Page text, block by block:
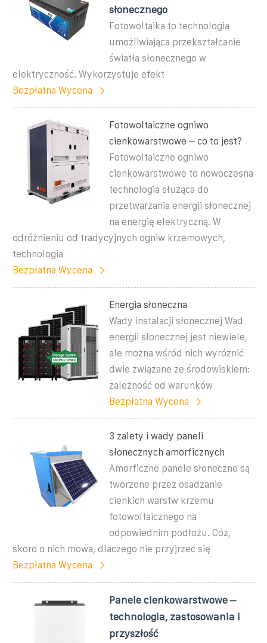
słonecznego
Fotowoltaika to technologia
umożliwiająca przekształcanie
światła słonecznego w
elektryczność. Wykorzystuje efekt
Bezpłatna Wycena
Fotowoltaiczne ogniwo
cienkowarstwowe – co to jest?
Fotowoltaiczne ogniwo
cienkowarstwowe to nowoczesna
technologia służąca do
przetwarzania energii słonecznej
na energię elektryczną. W
odróżnieniu od tradycyjnych ogniw krzemowych,
technologia
Bezpłatna Wycena
Energia słoneczna
Wady instalacji słonecznej Wad
energii słonecznej jest niewiele,
ale można wśród nich wyróżnić
dwie związane ze środowiskiem:
zależność od warunków
Bezpłatna Wycena
3 zalety i wady paneli
słonecznych amorficznych
Amorficzne panele słoneczne są
tworzone przez osadzanie
cienkich warstw krzemu
fotowoltaicznego na
odpowiednim podłożu. Cóż,
skoro o nich mowa, dlaczego nie przyjrzeć się
Bezpłatna Wycena
Panele cienkowarstwowe –
technologia, zastosowania i
przyszłość